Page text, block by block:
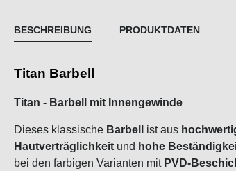
BESCHREIBUNG PRODUKTDATEN
Titan Barbell
Titan - Barbell mit Innengewinde
Dieses klassische Barbell ist aus
Hautverträglichkeit und hohe
bei den farbigen Varianten mit PVD-